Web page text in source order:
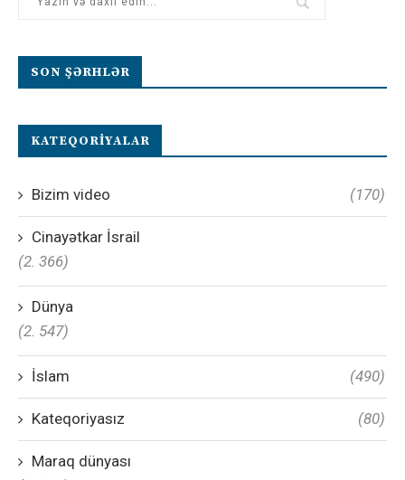
SON ŞƏRHLƏR
KATEQORIYALAR
Bizim video (170)
Cinayətkar İsrail
(2. 366)
Dünya
(2. 547)
İslam (490)
Kateqoriyasız (80)
Maraq dünyası